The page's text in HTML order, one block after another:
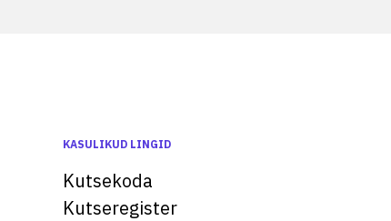
KASULIKUD LINGID
Kutsekoda
Kutseregister